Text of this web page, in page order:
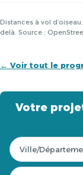
Distances à vol
delà. Source :
← Voir tout le
Votre